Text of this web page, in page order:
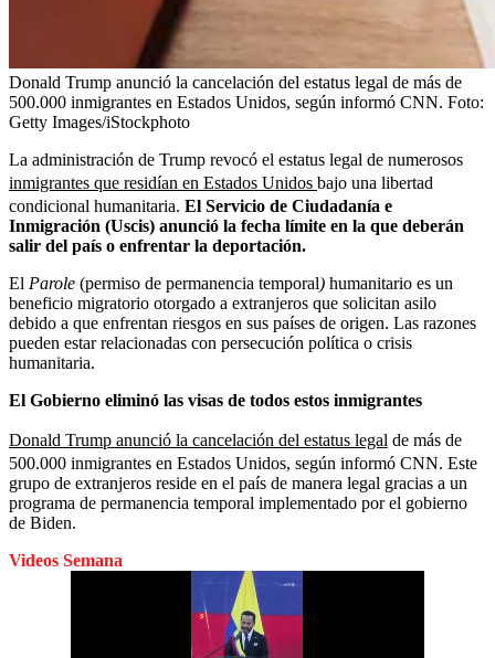
Donald Trump anunció la cancelación del estatus legal de más de
500.000 inmigrantes en Estados Unidos, según informó CNN. Foto:
Getty Images/iStockphoto
La administración de Trump revocó el estatus legal de numerosos
inmigrantes que residían en Estados Unidos bajo una libertad
condicional humanitaria. El Servicio de Ciudadanía e
Inmigración (Uscis) anunció la fecha límite en la que deberán
salir del país o enfrentar la deportación.
El Parole (permiso de permanencia temporal) humanitario es un
beneficio migratorio otorgado a extranjeros que solicitan asilo
debido a que enfrentan riesgos en sus países de origen. Las razones
pueden estar relacionadas con persecución política o crisis
humanitaria.
El Gobierno eliminó las visas de todos estos inmigrantes
Donald Trump anunció la cancelación del estatus legal de más de
500.000 inmigrantes en Estados Unidos, según informó CNN. Este
grupo de extranjeros reside en el país de manera legal gracias a un
programa de permanencia temporal implementado por el gobierno
de Biden.
Videos Semana